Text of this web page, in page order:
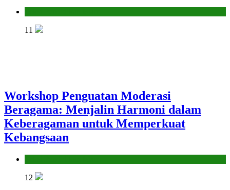
11
Workshop Penguatan Moderasi
Beragama: Menjalin Harmoni dalam
Keberagaman untuk Memperkuat
Kebangsaan
12